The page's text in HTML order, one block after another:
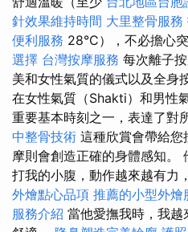
針效果維持時間 大里整骨服務
便利服務 28°C），不必擔心
選擇 台灣按摩服務 每次離子
美和女性氣質的儀式以及全身
在女性氣質（Shakti）和男性
重要基本時刻之一，表達了對
中整骨技術 這種欣賞會帶給
摩則會創造正確的身體感知。
打我的小腹，動作越來越有力
外燴點心品項 推薦的小型外燴
服務介紹 當他愛撫我時，我